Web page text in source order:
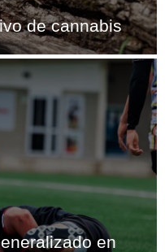
de cannabis
en